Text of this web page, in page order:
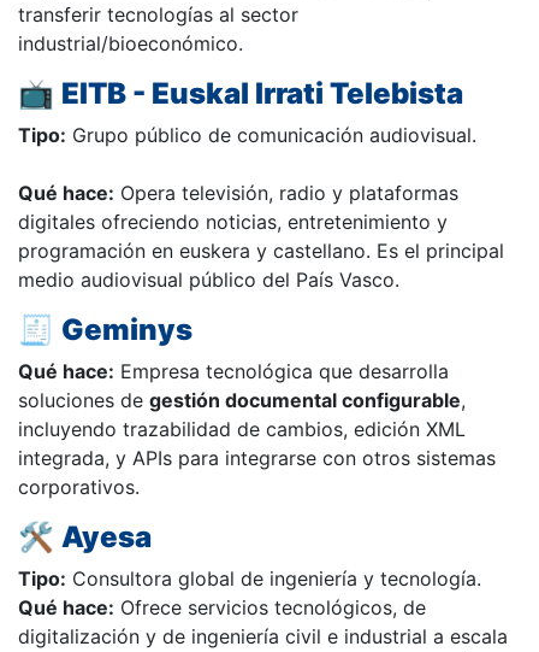
transferir tecnologías al sector
industrial/bioeconómico.
📺 EITB - Euskal Irrati Telebista
Tipo: Grupo público de comunicación audiovisual.
Qué hace: Opera televisión, radio y plataformas
digitales ofreciendo noticias, entretenimiento y
programación en euskera y castellano. Es el principal
medio audiovisual público del País Vasco.
🧾 Geminys
Qué hace: Empresa tecnológica que desarrolla
soluciones de gestión documental configurable,
incluyendo trazabilidad de cambios, edición XML
integrada, y APIs para integrarse con otros sistemas
corporativos.
🛠️ Ayesa
Tipo: Consultora global de ingeniería y tecnología.
Qué hace: Ofrece servicios tecnológicos, de
digitalización y de ingeniería civil e industrial a escala